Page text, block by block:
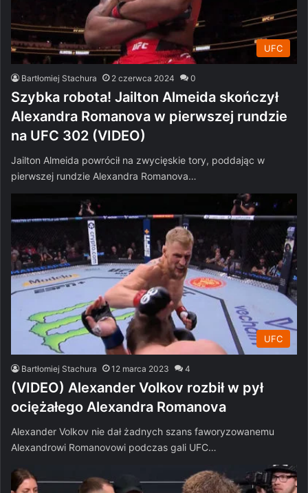
UFC
Bartłomiej Stachura 2 czerwca 2024 0
Szybka robota! Jailton Almeida skończył
Alexandra Romanova w pierwszej rundzie
na UFC 302 (VIDEO)
Jailton Almeida powrócił na zwycięskie tory, poddając w
pierwszej rundzie Alexandra Romanova…
UFC
Bartłomiej Stachura 12 marca 2023 4
(VIDEO) Alexander Volkov rozbił w pył
ociężałego Alexandra Romanova
Alexander Volkov nie dał żadnych szans faworyzowanemu
Alexandrowi Romanovowi podczas gali UFC…